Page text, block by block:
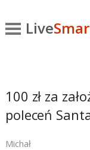
Live
100 zł za
poleceń
Michał